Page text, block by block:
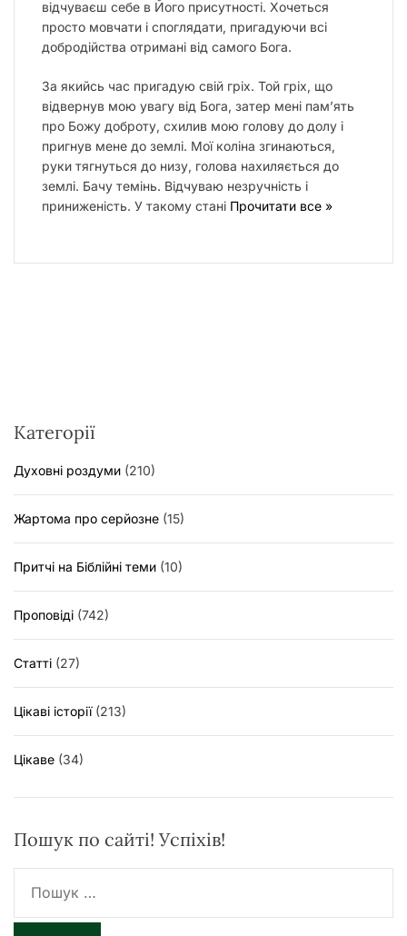
відчуваєш себе в Його присутності. Хочеться
просто мовчати і споглядати, пригадуючи всі
добродійства отримані від самого Бога.
За якийсь час пригадую свій гріх. Той гріх, що
відвернув мою увагу від Бога, затер мені пам’ять
про Божу доброту, схилив мою голову до долу і
пригнув мене до землі. Мої коліна згинаються,
руки тягнуться до низу, голова нахиляється до
землі. Бачу темінь. Відчуваю незручність і
приниженість. У такому стані Прочитати все »
Категорії
Духовні роздуми (210)
Жартома про серйозне (15)
Притчі на Біблійні теми (10)
Проповіді (742)
Статті (27)
Цікаві історії(213)
Цікаве (34)
Пошук по сайті! Успіхів!
ш